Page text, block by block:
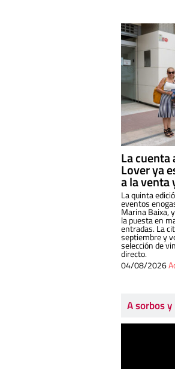
La
Lover ya
a la
La quinta
eventos
Marina Baixa,
la puesta en
entradas. La
septiembre y
selección de
directo.
04/08/2026
A sorbos